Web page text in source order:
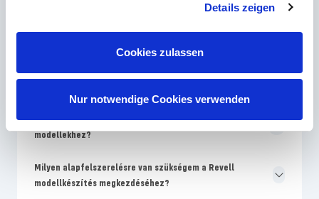
Details zeigen
Cookies zulassen
Nur notwendige Cookies verwenden
Miért drágábbak a Revell modellek, mint a név nélküli
Hol találok cserealkatrészeket a sérült Revell
modellekhez?
Milyen alapfelszerelésre van szükségem a Revell
modellkészítés megkezdéséhez?